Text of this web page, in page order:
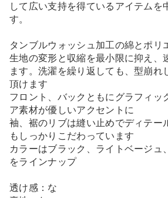
して広い支持を得ているアイテムを
す。
タンブルウォッシュ加工の綿とポリ
生地の変形と収縮を最小限に抑え、
ます。洗濯を繰り返しても、型崩れ
頂けます
フロント、バックともにグラフィッ
ア素材が優しいアクセントに
袖、裾のリブは縫い止めでディテー
もしっかりこだわっています
カラーはブラック、ライトベージュ
をラインナップ
透け感：な